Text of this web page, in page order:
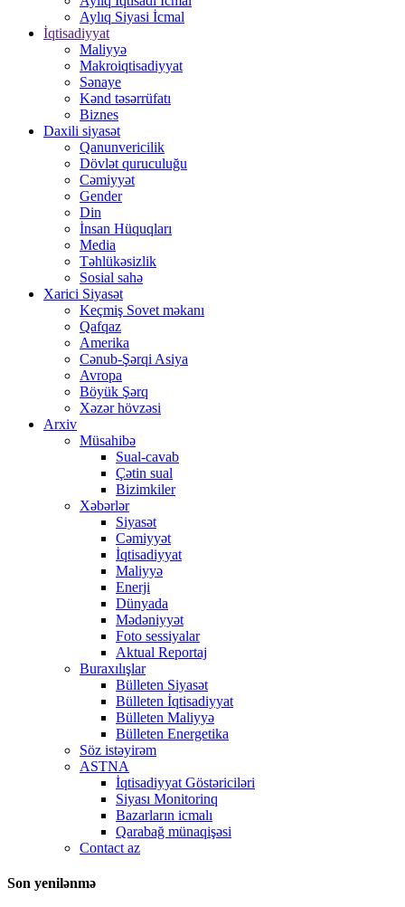
Aylıq Siyasi İcmal
İqtisadiyyat
Maliyyə
Makroiqtisadiyyat
Sənaye
Kənd təsərrüfatı
Biznes
Daxili siyasət
Qanunvericilik
Dövlət quruculuğu
Cəmiyyət
Gender
Din
İnsan Hüquqları
Media
Təhlükəsizlik
Sosial sahə
Xarici Siyasət
Keçmiş Sovet məkanı
Qafqaz
Amerika
Cənub-Şərqi Asiya
Avropa
Böyük Şərq
Xəzər hövzəsi
Arxiv
Müsahibə
Sual-cavab
Çətin sual
Bizimkiler
Xəbərlər
Siyasət
Cəmiyyət
İqtisadiyyat
Maliyyə
Enerji
Dünyada
Mədəniyyət
Foto sessiyalar
Aktual Reportaj
Buraxılışlar
Bülleten Siyasət
Bülleten İqtisadiyyat
Bülleten Maliyyə
Bülleten Energetika
Söz istəyirəm
ASTNA
İqtisadiyyat Göstəriciləri
Siyası Monitorinq
Bazarların icmalı
Qarabağ münaqişəsi
Contact az
Son yenilənmə